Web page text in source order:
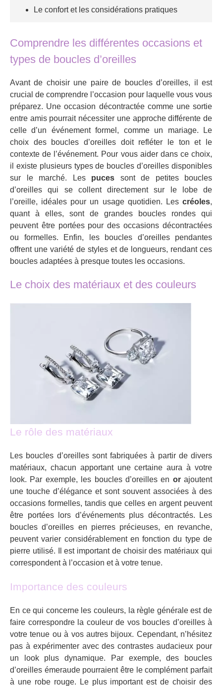
Le confort et les considérations pratiques
Comprendre les différentes occasions et
types de boucles d’oreilles
Avant de choisir une paire de boucles d’oreilles, il est
crucial de comprendre l’occasion pour laquelle vous vous
préparez. Une occasion décontractée comme une sortie
entre amis pourrait nécessiter une approche différente de
celle d’un événement formel, comme un mariage. Le
choix des boucles d’oreilles doit refléter le ton et le
contexte de l’événement. Pour vous aider dans ce choix,
il existe plusieurs types de boucles d’oreilles disponibles
sur le marché. Les puces sont de petites boucles
d’oreilles qui se collent directement sur le lobe de
l’oreille, idéales pour un usage quotidien. Les créoles,
quant à elles, sont de grandes boucles rondes qui
peuvent être portées pour des occasions décontractées
ou formelles. Enfin, les boucles d’oreilles pendantes
offrent une variété de styles et de longueurs, rendant ces
boucles adaptées à presque toutes les occasions.
Le choix des matériaux et des couleurs
Le rôle des matériaux
Les boucles d’oreilles sont fabriquées à partir de divers
matériaux, chacun apportant une certaine aura à votre
look. Par exemple, les boucles d’oreilles en orajoutent
une touche d’élégance et sont souvent associées à des
occasions formelles, tandis que celles en argent peuvent
être portées lors d’événements plus décontractés. Les
boucles d’oreilles en pierres précieuses, en revanche,
peuvent varier considérablement en fonction du type de
pierre utilisé. Il est important de choisir des matériaux qui
correspondent à l’occasion et à votre tenue.
Importance des couleurs
En ce qui concerne les couleurs, la règle générale est de
faire correspondre la couleur de vos boucles d’oreilles à
votre tenue ou à vos autres bijoux. Cependant, n’hésitez
pas à expérimenter avec des contrastes audacieux pour
un look plus dynamique. Par exemple, des boucles
d’oreilles émeraude pourraient être le complément parfait
à une robe rouge. Le plus important est de choisir des